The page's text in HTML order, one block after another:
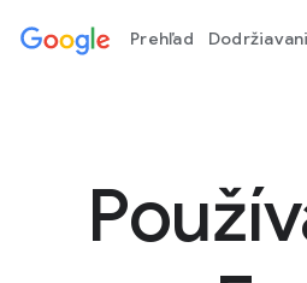
Prehľad